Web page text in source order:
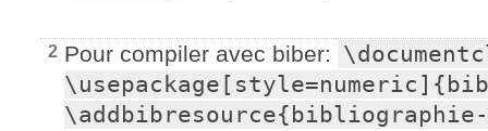
2 Pour compiler avec biber: